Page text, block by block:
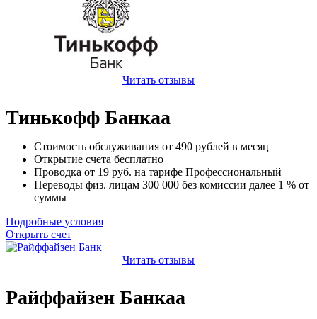
Читать отзывы
Тинькофф Банкаа
Стоимость обслуживания от 490 рублей в месяц
Открытие счета бесплатно
Проводка от 19 руб. на тарифе Профессиональный
Переводы физ. лицам 300 000 без комиссии далее 1 % от
суммы
Подробные условия
Открыть счет
Читать отзывы
Райффайзен Банкаа